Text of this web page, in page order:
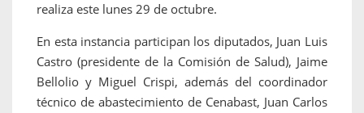
realiza este lunes 29 de octubre.
En esta instancia participan los diputados, Juan Luis
Castro (presidente de la Comisión de Salud), Jaime
Bellolio y Miguel Crispi, además del coordinador
técnico de abastecimiento de Cenabast, Juan Carlos